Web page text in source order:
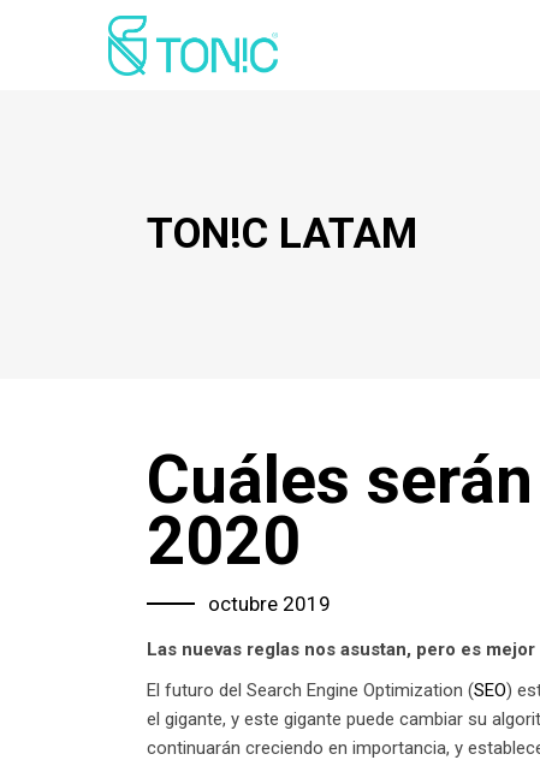
TON!C LATAM
Cuáles
2020
octubre 2019
Las nuevas reglas nos asustan, pero es
El futuro del Search Engine Optimization (SEO)
el gigante, y este gigante puede cambiar su
continuarán creciendo en importancia, y